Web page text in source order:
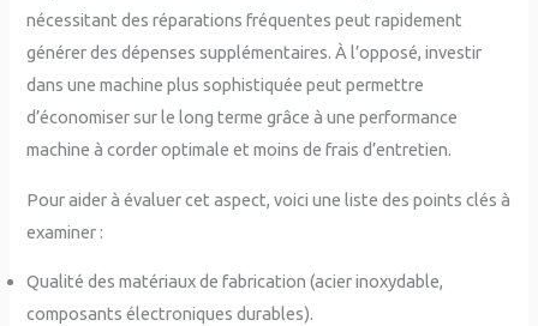
nécessitant des réparations fréquentes peut rapidement
générer des dépenses supplémentaires. À l’opposé, investir
dans une machine plus sophistiquée peut permettre
d’économiser sur le long terme grâce à une performance
machine à corder optimale et moins de frais d’entretien.
Pour aider à évaluer cet aspect, voici une liste des points clés à
examiner :
Qualité des matériaux de fabrication (acier inoxydable,
composants électroniques durables).